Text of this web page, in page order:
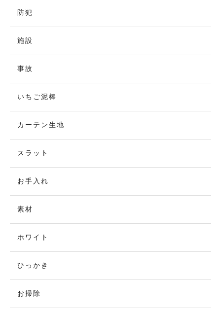
防犯
施設
事故
いちご泥棒
カーテン生地
スラット
お手入れ
素材
ホワイト
ひっかき
お掃除